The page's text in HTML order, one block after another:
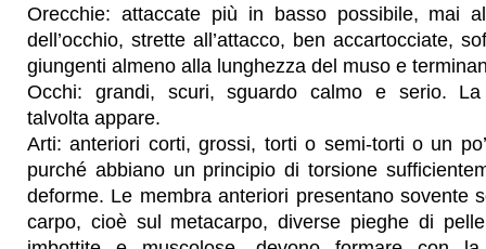
Orecchie: attaccate più in basso possibile, mai
dell’occhio, strette all’attacco, ben accartocciate,
giungenti almeno alla lunghezza del muso e
Occhi: grandi, scuri, sguardo calmo e serio. La
talvolta appare.
Arti: anteriori corti, grossi, torti o semi-torti o un
purché abbiano un principio di torsione
deforme. Le membra anteriori presentano sovente
carpo, cioè sul metacarpo, diverse pieghe di